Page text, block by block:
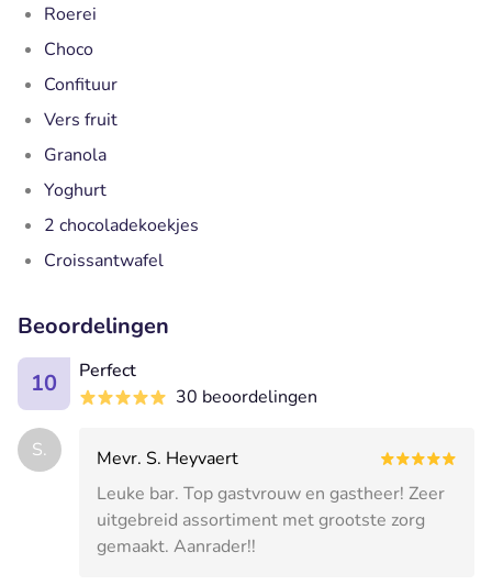
Roerei
Choco
Confituur
Vers fruit
Granola
Yoghurt
2 chocoladekoekjes
Croissantwafel
Beoordelingen
10
Perfect
30 beoordelingen
S.
Mevr. S. Heyvaert
Leuke bar. Top gastvrouw en gastheer! Zeer
uitgebreid assortiment met grootste zorg
gemaakt. Aanrader!!